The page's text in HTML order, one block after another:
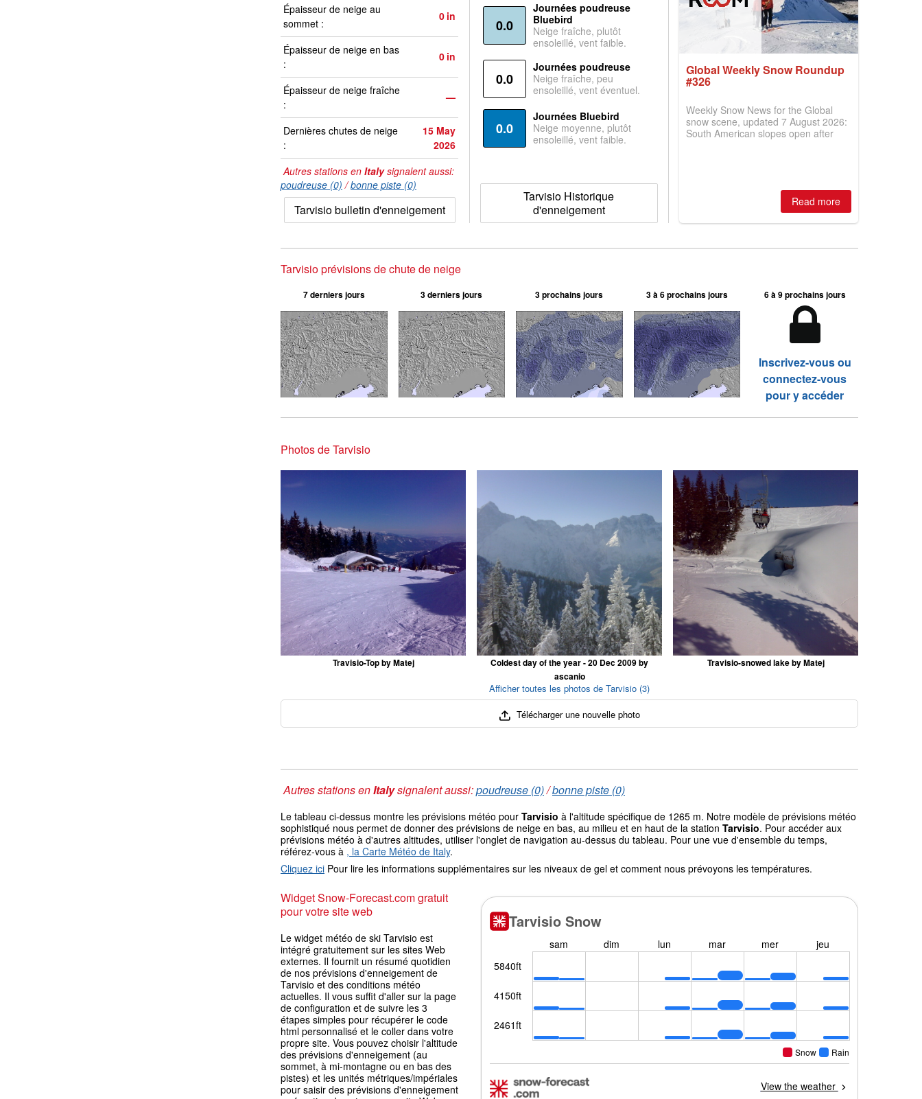
Épaisseur de neige au
sommet :
0 in
Épaisseur de neige en bas
:
0 in
Épaisseur de neige fraîche
:
—
Dernières chutes de neige
:
15 May
2026
Autres stations en Italysignalent aussi:
poudreuse (0) /bonne piste (0)
Tarvisio bulletin d'enneigement
0.0
Journées poudreuse
Bluebird
Neige fraîche, plutôt
ensoleillé, vent faible.
0.0
Journées poudreuse
Neige fraîche, peu
ensoleillé, vent éventuel.
0.0
Journées Bluebird
Neige moyenne, plutôt
ensoleillé, vent faible.
Tarvisio Historique
d'enneigement
Global Weekly Snow Roundup
#326
Weekly Snow News for the Global
snow scene, updated 7 August 2026:
South American slopes open after
two outdoor areas still open.
Read more
Tarvisio prévisions de chute de neige
7 derniers jours 3 derniers jours 3 prochains jours 3 à 6 prochains jours 6 à 9 prochains jours
Inscrivez-vous ou
connectez-vous
pour y accéder
Photos de Tarvisio
Travisio-Top by Matej
Coldest day of the year - 20 Dec 2009 by
ascanio
Travisio-snowed lake by Matej
Afficher toutes les photos de Tarvisio (3)
Télécharger une nouvelle photo
Autres stations enItalysignalent aussi:poudreuse (0)/bonne piste (0)
Le tableau ci-dessus montre les prévisions météo pour Tarvisio à l'altitude spécifique de 1265 m. Notre modèle de prévisions météo
sophistiqué nous permet de donner des prévisions de neige en bas, au milieu et en haut de la station Tarvisio. Pour accéder aux
prévisions météo à d'autres altitudes, utiliser l'onglet de navigation au-dessus du tableau. Pour une vue d'ensemble du temps,
référez-vous à , la Carte Météo de Italy.
Cliquez ici Pour lire les informations supplémentaires sur les niveaux de gel et comment nous prévoyons les températures.
Widget Snow-Forecast.com gratuit
pour votre site web
Le widget météo de ski Tarvisio est
intégré gratuitement sur les sites Web
externes. Il fournit un résumé quotidien
de nos prévisions d'enneigement de
Tarvisio et des conditions météo
actuelles. Il vous suffit d'aller sur la page
de configuration et de suivre les 3
étapes simples pour récupérer le code
html personnalisé et le coller dans votre
propre site. Vous pouvez choisir l'altitude
des prévisions d'enneigement (au
sommet, à mi-montagne ou en bas des
pistes) et les unités métriques/impériales
pour saisir des prévisions d'enneigement